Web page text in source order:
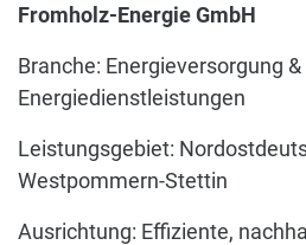
Fromholz-Energie GmbH
Branche: Energieversorgung &
Energiedienstleistungen
Leistungsgebiet:
Westpommern-Stettin
Ausrichtung: Effiziente,